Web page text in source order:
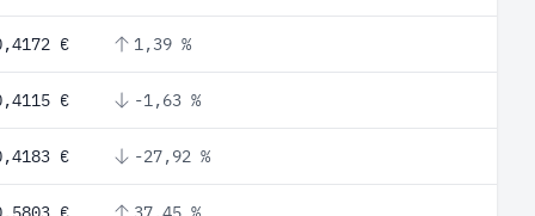
€ 1,39 %
€ -1,63 %
€ -27,92 %